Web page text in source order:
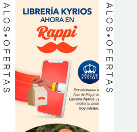
OFERTAS
OFERTAS